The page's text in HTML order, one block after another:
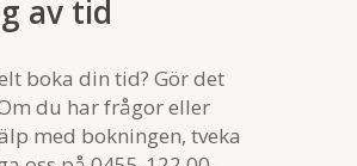
av tid
boka din tid? Gör det
du har frågor eller
med bokningen, tveka